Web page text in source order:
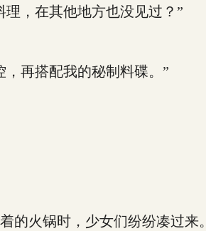
，在其他地方也没见过？”
再搭配我的秘制料碟。”
火锅时，少女们纷纷凑过来。